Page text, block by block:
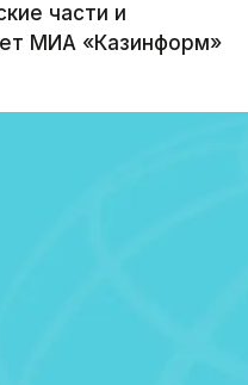
части и
МИА «Казинформ»